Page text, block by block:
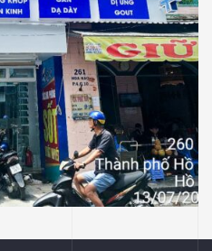
Trình Nhà Thuốc